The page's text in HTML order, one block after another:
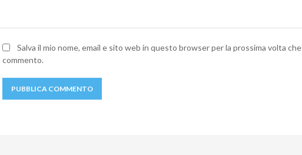
Nome:Salva il mio nome, email e sito web in questo browser per la prossima volta che
commento.